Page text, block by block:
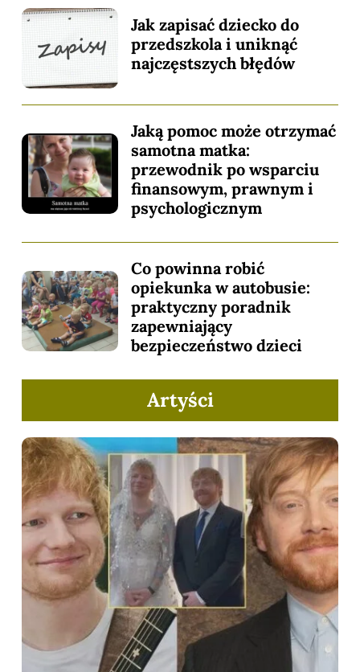
Jak zapisać dziecko do
przedszkola i uniknąć
najczęstszych błędów
Jaką pomoc może otrzymać
samotna matka:
przewodnik po wsparciu
finansowym, prawnym i
psychologicznym
Co powinna robić
opiekunka w autobusie:
praktyczny poradnik
zapewniający
bezpieczeństwo dzieci
Artyści